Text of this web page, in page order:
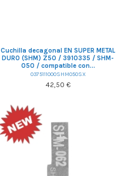
Cuchilla decagonal EN SUPER METAL
DURO (SHM) Z50 / 3910335 / SHM-
050 / compatible con...
0375111000SHM050SX
42,50 €